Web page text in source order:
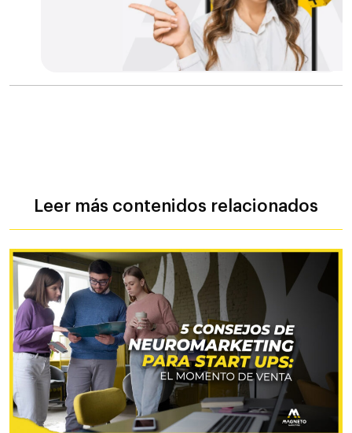
Leer más contenidos relacionados